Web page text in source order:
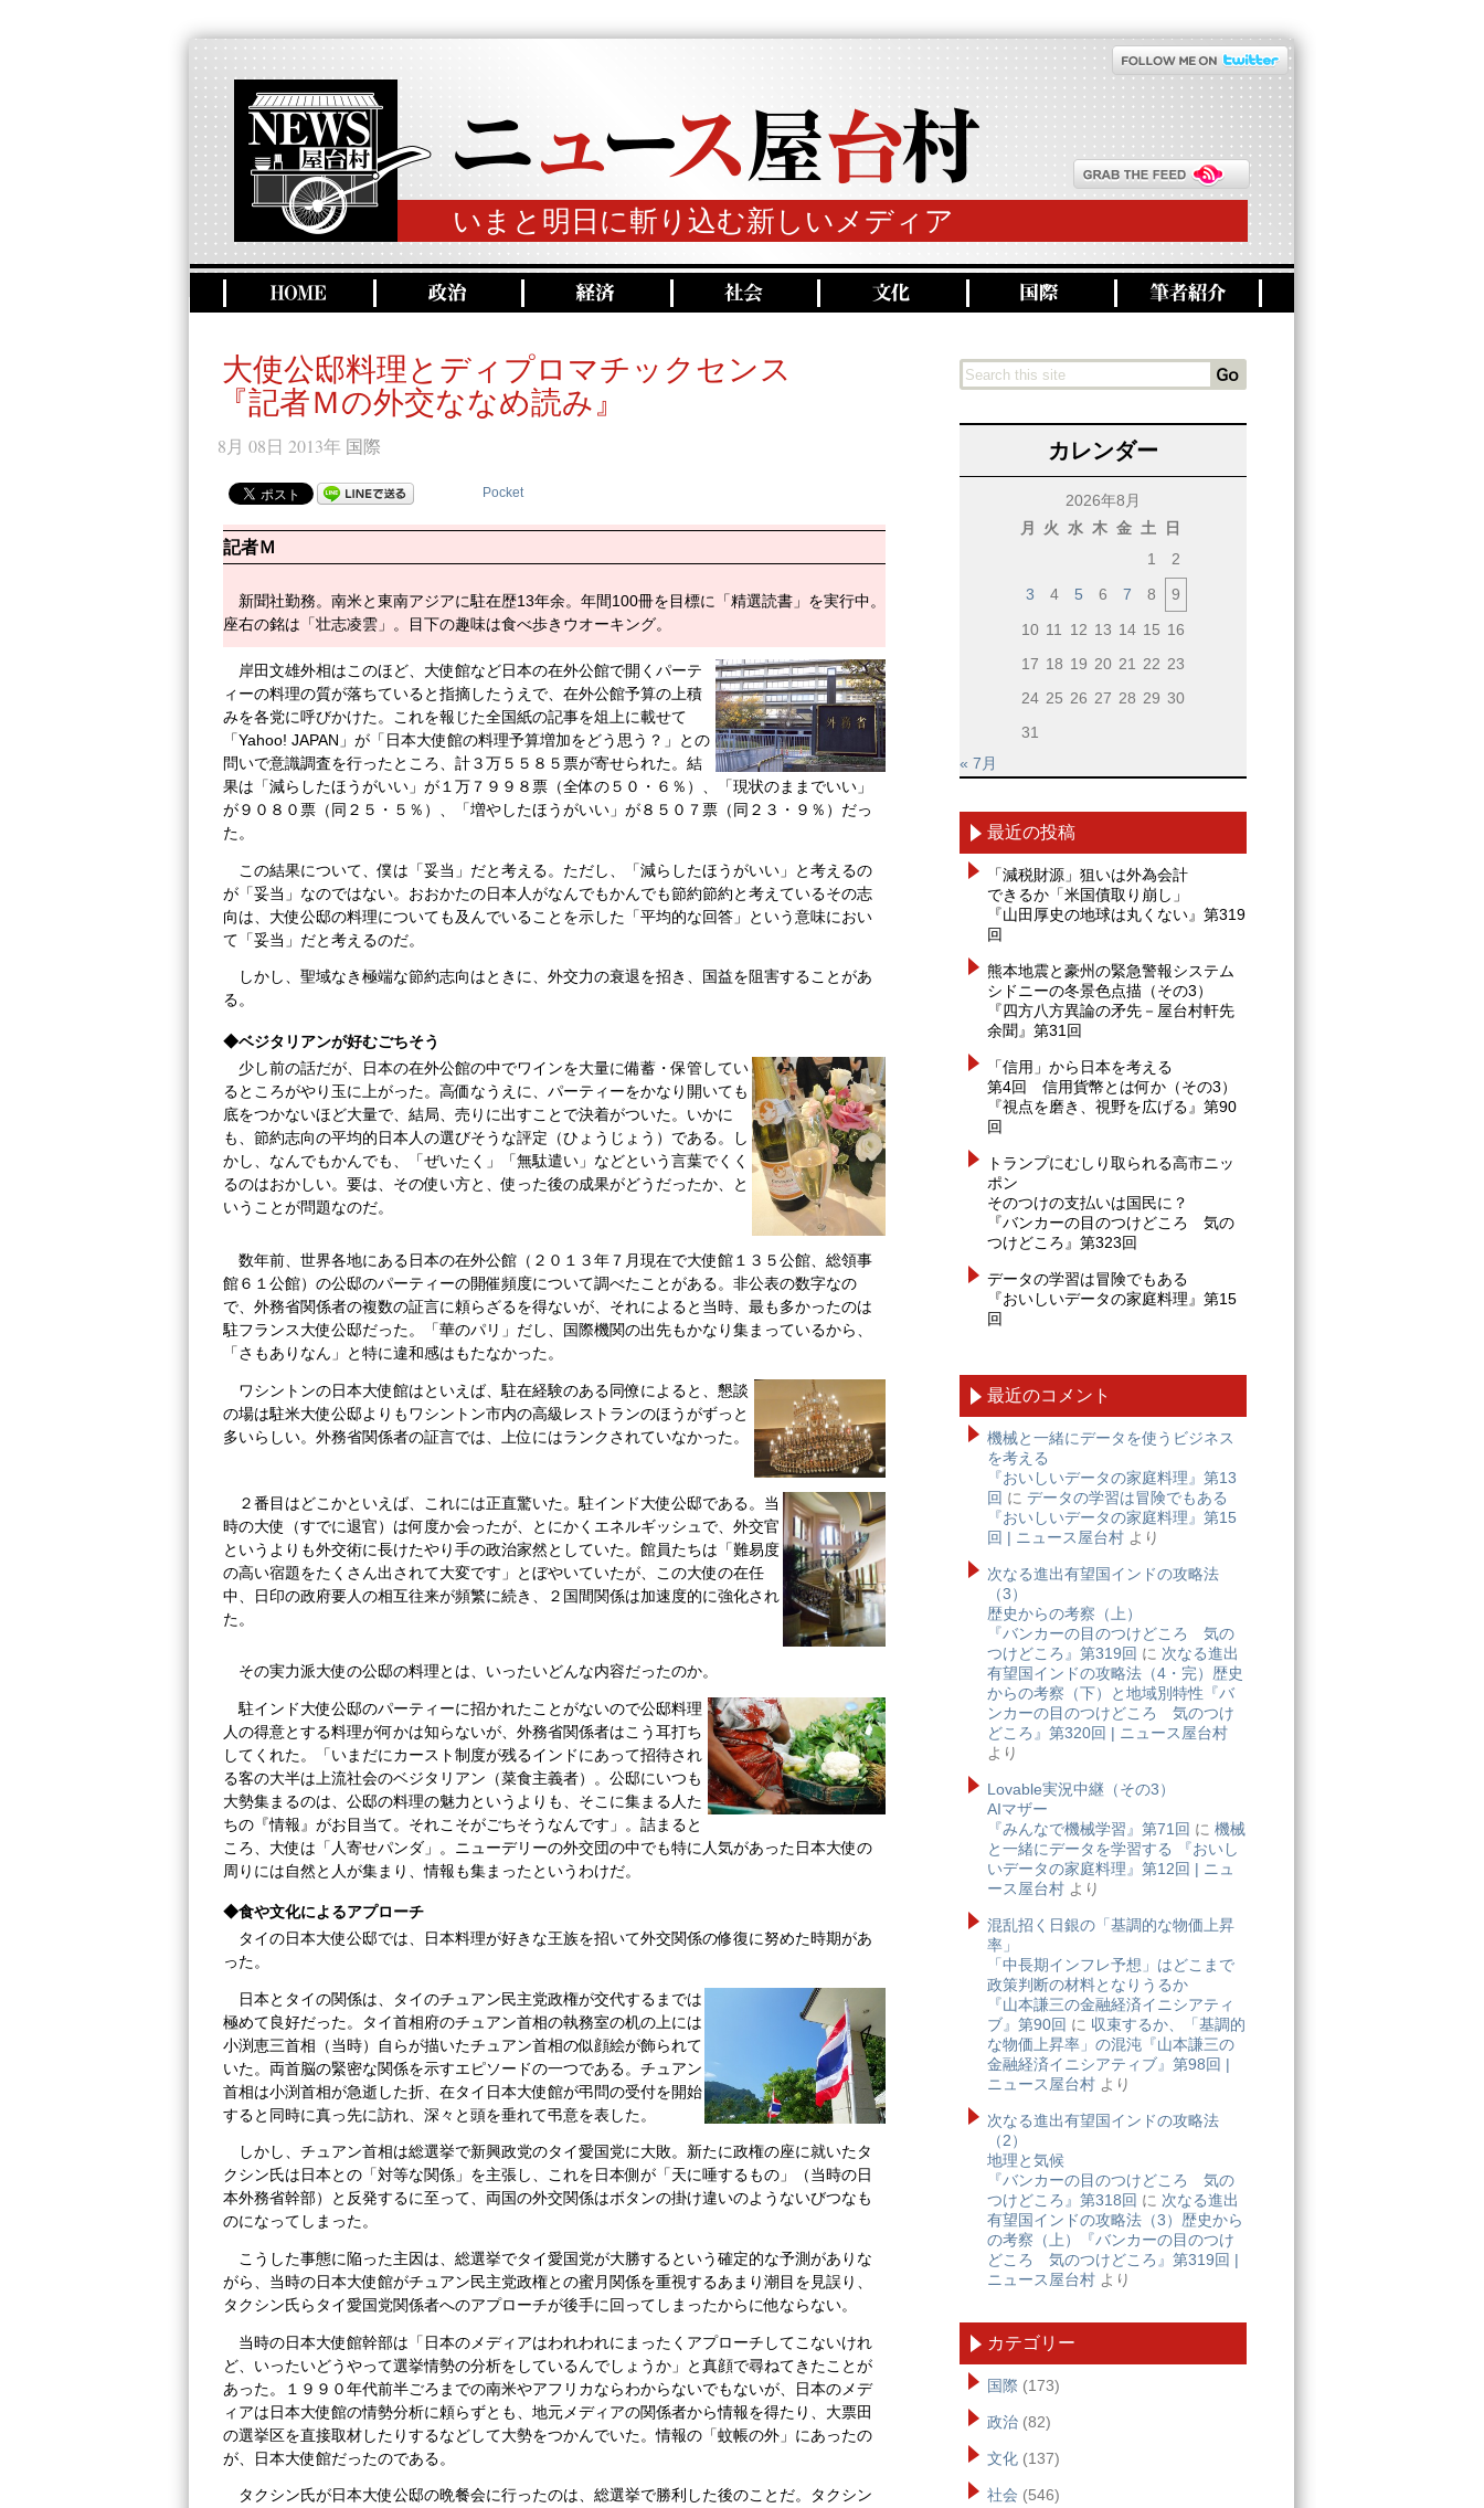
いまと明日に斬り込む新しいメディア
大使公邸料理とディプロマチックセンス
『記者Ｍの外交ななめ読み』
8月 08日 2013年 国際
Pocket
記者Ｍ
新聞社勤務。南米と東南アジアに駐在歴13年余。年間100冊を目標に「精選読書」を実行中。
座右の銘は「壮志凌雲」。目下の趣味は食べ歩きウオーキング。
岸田文雄外相はこのほど、大使館など日本の在外公館で開くパーテ
ィーの料理の質が落ちていると指摘したうえで、在外公館予算の上積
みを各党に呼びかけた。これを報じた全国紙の記事を俎上に載せて
「Yahoo! JAPAN」が「日本大使館の料理予算増加をどう思う？」との
問いで意識調査を行ったところ、計３万５５８５票が寄せられた。結
果は「減らしたほうがいい」が１万７９９８票（全体の５０・６％）、「現状のままでいい」
が９０８０票（同２５・５％）、「増やしたほうがいい」が８５０７票（同２３・９％）だっ
た。
この結果について、僕は「妥当」だと考える。ただし、「減らしたほうがいい」と考えるの
が「妥当」なのではない。おおかたの日本人がなんでもかんでも節約節約と考えているその志
向は、大使公邸の料理についても及んでいることを示した「平均的な回答」という意味におい
て「妥当」だと考えるのだ。
しかし、聖域なき極端な節約志向はときに、外交力の衰退を招き、国益を阻害することがあ
る。
◆ベジタリアンが好むごちそう
少し前の話だが、日本の在外公館の中でワインを大量に備蓄・保管してい
るところがやり玉に上がった。高価なうえに、パーティーをかなり開いても
底をつかないほど大量で、結局、売りに出すことで決着がついた。いかに
も、節約志向の平均的日本人の選びそうな評定（ひょうじょう）である。し
かし、なんでもかんでも、「ぜいたく」「無駄遣い」などという言葉でくく
るのはおかしい。要は、その使い方と、使った後の成果がどうだったか、と
いうことが問題なのだ。
数年前、世界各地にある日本の在外公館（２０１３年７月現在で大使館１３５公館、総領事
館６１公館）の公邸のパーティーの開催頻度について調べたことがある。非公表の数字なの
で、外務省関係者の複数の証言に頼らざるを得ないが、それによると当時、最も多かったのは
駐フランス大使公邸だった。「華のパリ」だし、国際機関の出先もかなり集まっているから、
「さもありなん」と特に違和感はもたなかった。
ワシントンの日本大使館はといえば、駐在経験のある同僚によると、懇談
の場は駐米大使公邸よりもワシントン市内の高級レストランのほうがずっと
多いらしい。外務省関係者の証言では、上位にはランクされていなかった。
２番目はどこかといえば、これには正直驚いた。駐インド大使公邸である。当
時の大使（すでに退官）は何度か会ったが、とにかくエネルギッシュで、外交官
というよりも外交術に長けたやり手の政治家然としていた。館員たちは「難易度
の高い宿題をたくさん出されて大変です」とぼやいていたが、この大使の在任
中、日印の政府要人の相互往来が頻繁に続き、２国間関係は加速度的に強化され
た。
その実力派大使の公邸の料理とは、いったいどんな内容だったのか。
駐インド大使公邸のパーティーに招かれたことがないので公邸料理
人の得意とする料理が何かは知らないが、外務省関係者はこう耳打ち
してくれた。「いまだにカースト制度が残るインドにあって招待され
る客の大半は上流社会のベジタリアン（菜食主義者）。公邸にいつも
大勢集まるのは、公邸の料理の魅力というよりも、そこに集まる人た
ちの『情報』がお目当て。それこそがごちそうなんです」。詰まると
ころ、大使は「人寄せパンダ」。ニューデリーの外交団の中でも特に人気があった日本大使の
周りには自然と人が集まり、情報も集まったというわけだ。
◆食や文化によるアプローチ
タイの日本大使公邸では、日本料理が好きな王族を招いて外交関係の修復に努めた時期があ
った。
日本とタイの関係は、タイのチュアン民主党政権が交代するまでは
極めて良好だった。タイ首相府のチュアン首相の執務室の机の上には
小渕恵三首相（当時）自らが描いたチュアン首相の似顔絵が飾られて
いた。両首脳の緊密な関係を示すエピソードの一つである。チュアン
首相は小渕首相が急逝した折、在タイ日本大使館が弔問の受付を開始
すると同時に真っ先に訪れ、深々と頭を垂れて弔意を表した。
しかし、チュアン首相は総選挙で新興政党のタイ愛国党に大敗。新たに政権の座に就いたタ
クシン氏は日本との「対等な関係」を主張し、これを日本側が「天に唾するもの」（当時の日
本外務省幹部）と反発するに至って、両国の外交関係はボタンの掛け違いのようないびつなも
のになってしまった。
こうした事態に陥った主因は、総選挙でタイ愛国党が大勝するという確定的な予測がありな
がら、当時の日本大使館がチュアン民主党政権との蜜月関係を重視するあまり潮目を見誤り、
タクシン氏らタイ愛国党関係者へのアプローチが後手に回ってしまったからに他ならない。
当時の日本大使館幹部は「日本のメディアはわれわれにまったくアプローチしてこないけれ
ど、いったいどうやって選挙情勢の分析をしているんでしょうか」と真顔で尋ねてきたことが
あった。１９９０年代前半ごろまでの南米やアフリカならわからないでもないが、日本のメデ
ィアは日本大使館の情勢分析に頼らずとも、地元メディアの関係者から情報を得たり、大票田
の選挙区を直接取材したりするなどして大勢をつかんでいた。情報の「蚊帳の外」にあったの
が、日本大使館だったのである。
タクシン氏が日本大使公邸の晩餐会に行ったのは、総選挙で勝利した後のことだ。タクシン
カレンダー
2026年8月
月
火 水 木 金 土
日
1
2
3
4 5 6 7 8
9
10 11 12 13 14 15 16
17 18 19 20 21 22 23
24 25 26 27 28 29 30
31
« 7月
最近の投稿
「減税財源」狙いは外為会計
できるか「米国債取り崩し」
『山田厚史の地球は丸くない』第319
回
熊本地震と豪州の緊急警報システム
シドニーの冬景色点描（その3）
『四方八方異論の矛先－屋台村軒先
余聞』第31回
「信用」から日本を考える
第4回 信用貨幣とは何か（その3）
『視点を磨き、視野を広げる』第90
回
トランプにむしり取られる高市ニッ
ポン
そのつけの支払いは国民に？
『バンカーの目のつけどころ 気の
つけどころ』第323回
データの学習は冒険でもある
『おいしいデータの家庭料理』第15
回
最近のコメント
機械と一緒にデータを使うビジネス
を考える
『おいしいデータの家庭料理』第13
回 に データの学習は冒険でもある
『おいしいデータの家庭料理』第15
回 | ニュース屋台村 より
次なる進出有望国インドの攻略法
（3）
歴史からの考察（上）
『バンカーの目のつけどころ 気の
つけどころ』第319回 に 次なる進出
有望国インドの攻略法（4・完）歴史
からの考察（下）と地域別特性『バ
ンカーの目のつけどころ 気のつけ
どころ』第320回 | ニュース屋台村
より
Lovable実況中継（その3）
AIマザー
『みんなで機械学習』第71回 に 機械
と一緒にデータを学習する 『おいし
いデータの家庭料理』第12回 | ニュ
ース屋台村 より
混乱招く日銀の「基調的な物価上昇
率」
「中長期インフレ予想」はどこまで
政策判断の材料となりうるか
『山本謙三の金融経済イニシアティ
ブ』第90回 に 収束するか、「基調的
な物価上昇率」の混沌『山本謙三の
金融経済イニシアティブ』第98回 |
ニュース屋台村 より
次なる進出有望国インドの攻略法
（2）
地理と気候
『バンカーの目のつけどころ 気の
つけどころ』第318回 に 次なる進出
有望国インドの攻略法（3）歴史から
の考察（上）『バンカーの目のつけ
どころ 気のつけどころ』第319回 |
ニュース屋台村 より
カテゴリー
国際 (173)
政治 (82)
文化 (137)
社会 (546)